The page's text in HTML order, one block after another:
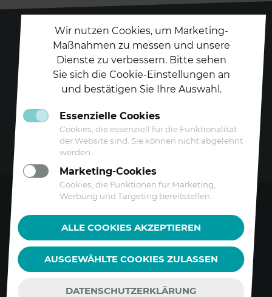
Folgen Sie uns auf
Barrierefreiheitserklärung
Impressum
Wir nutzen Cookies, um Marketing-
Maßnahmen zu messen und unsere
Dienste zu verbessern. Bitte sehen
Sie sich die Cookie-Einstellungen an
und bestätigen Sie Ihre Auswahl.
Essenzielle Cookies
Cookies, die essenziell für die Funktionalität
der Website sind. Sie können nicht abgelehnt
werden.
Marketing-Cookies
Cookies, die Funktionen für Marketing,
Werbung und Targeting bereitstellen.
ALLE COOKIES AKZEPTIEREN
AUSGEWÄHLTE COOKIES ZULASSEN
DATENSCHUTZERKLÄRUNG